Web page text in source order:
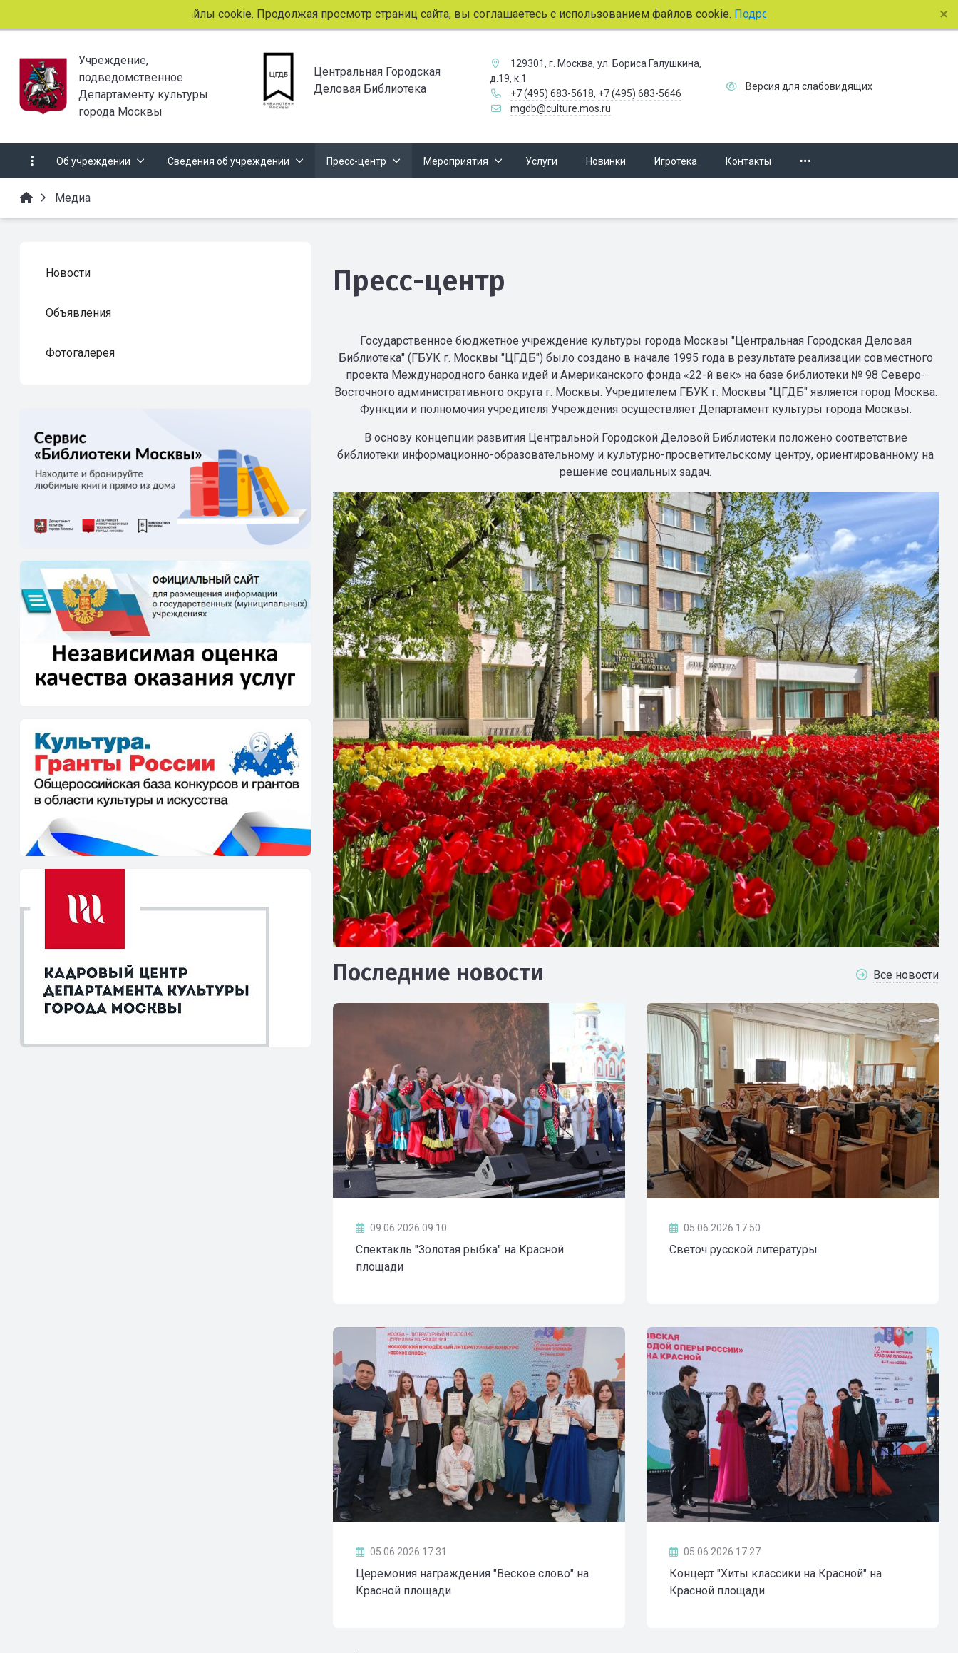
Этот сайт использует файлы cookie. Продолжая просмотр страниц сайта, вы соглашаетесь с использованием файлов cookie.Подробнее.
Учреждение,
подведомственное
Департаменту культуры
города Москвы
Центральная Городская
Деловая Библиотека
129301, г. Москва, ул. Бориса Галушкина,
д.19, к.1
+7 (495) 683-5618, +7 (495) 683-5646
mgdb@culture.mos.ru
Версия для слабовидящих
Об учреждении Сведения об учреждении Пресс-центр Мероприятия Услуги Новинки Игротека Контакты
Медиа
Новости
Объявления
Фотогалерея
Пресс-центр
Государственное бюджетное учреждение культуры города Москвы "Центральная Городская Деловая
Библиотека" (ГБУК г. Москвы "ЦГДБ") было создано в начале 1995 года в результате реализации совместного
проекта Международного банка идей и Американского фонда «22-й век» на базе библиотеки № 98 Северо-
Восточного административного округа г. Москвы. Учредителем ГБУК г. Москвы "ЦГДБ" является город Москва.
Функции и полномочия учредителя Учреждения осуществляет Департамент культуры города Москвы.
В основу концепции развития Центральной Городской Деловой Библиотеки положено соответствие
библиотеки информационно-образовательному и культурно-просветительскому центру, ориентированному на
решение социальных задач.
Последние новости Все новости
09.06.2026 09:10
Спектакль "Золотая рыбка" на Красной
площади
05.06.2026 17:50
Светоч русской литературы
05.06.2026 17:31
Церемония награждения "Веское слово" на
Красной площади
05.06.2026 17:27
Концерт "Хиты классики на Красной" на
Красной площади